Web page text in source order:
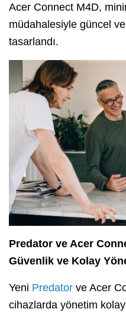
Acer Connect M4D,
müdahalesiyle güncel
tasarlandı.
Predator ve Acer
Güvenlik ve Kolay
Yeni Predator ve Acer
cihazlarda yönetim